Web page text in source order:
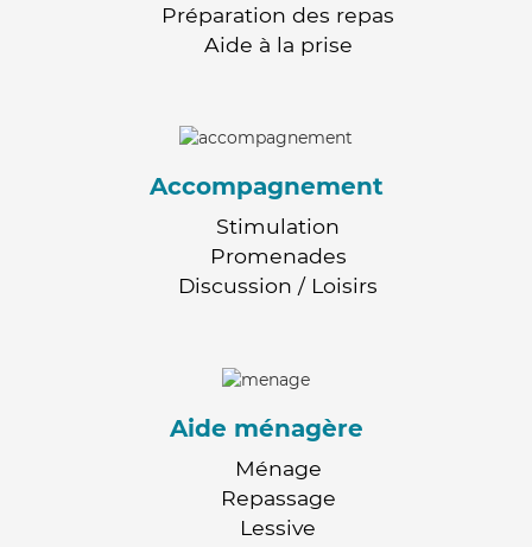
Préparation des repas
Aide à la prise
Accompagnement
Stimulation
Promenades
Discussion / Loisirs
Aide ménagère
Ménage
Repassage
Lessive